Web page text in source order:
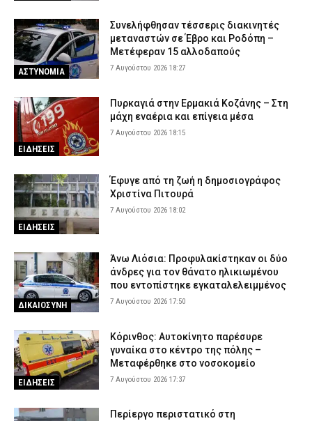
ΑΣΤΥΝΟΜΙΑ
Συνελήφθησαν τέσσερις διακινητές
μεταναστών σε Έβρο και Ροδόπη –
Μετέφεραν 15 αλλοδαπούς
7 Αυγούστου 2026 18:27
ΕΙΔΗΣΕΙΣ
Πυρκαγιά στην Ερμακιά Κοζάνης – Στη
μάχη εναέρια και επίγεια μέσα
7 Αυγούστου 2026 18:15
ΕΙΔΗΣΕΙΣ
Έφυγε από τη ζωή η δημοσιογράφος
Χριστίνα Πιτουρά
7 Αυγούστου 2026 18:02
ΔΙΚΑΙΟΣΥΝΗ
Άνω Λιόσια: Προφυλακίστηκαν οι δύο
άνδρες για τον θάνατο ηλικιωμένου
που εντοπίστηκε εγκαταλελειμμένος
7 Αυγούστου 2026 17:50
ΕΙΔΗΣΕΙΣ
Κόρινθος: Αυτοκίνητο παρέσυρε
γυναίκα στο κέντρο της πόλης –
Μεταφέρθηκε στο νοσοκομείο
7 Αυγούστου 2026 17:37
Περίεργο περιστατικό στη